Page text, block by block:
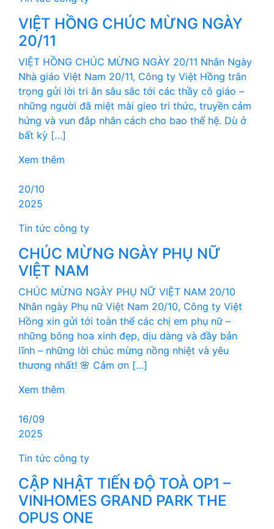
VIỆT HỒNG CHÚC MỪNG NGÀY
20/11
VIỆT HỒNG CHÚC MỪNG NGÀY 20/11 Nhân Ngày
Nhà giáo Việt Nam 20/11, Công ty Việt Hồng trân
trọng gửi lời tri ân sâu sắc tới các thầy cô giáo –
những người đã miệt mài gieo tri thức, truyền cảm
hứng và vun đắp nhân cách cho bao thế hệ. Dù ở
bất kỳ […]
Xem thêm
20/10
2025
Tin tức công ty
CHÚC MỪNG NGÀY PHỤ NỮ
VIỆT NAM
CHÚC MỪNG NGÀY PHỤ NỮ VIỆT NAM 20/10
Nhân ngày Phụ nữ Việt Nam 20/10, Công ty Việt
Hồng xin gửi tới toàn thể các chị em phụ nữ –
những bông hoa xinh đẹp, dịu dàng và đầy bản
lĩnh – những lời chúc mừng nồng nhiệt và yêu
thương nhất! 🌸 Cảm ơn […]
Xem thêm
16/09
2025
Tin tức công ty
CẬP NHẬT TIẾN ĐỘ TOÀ OP1 –
VINHOMES GRAND PARK THE
OPUS ONE